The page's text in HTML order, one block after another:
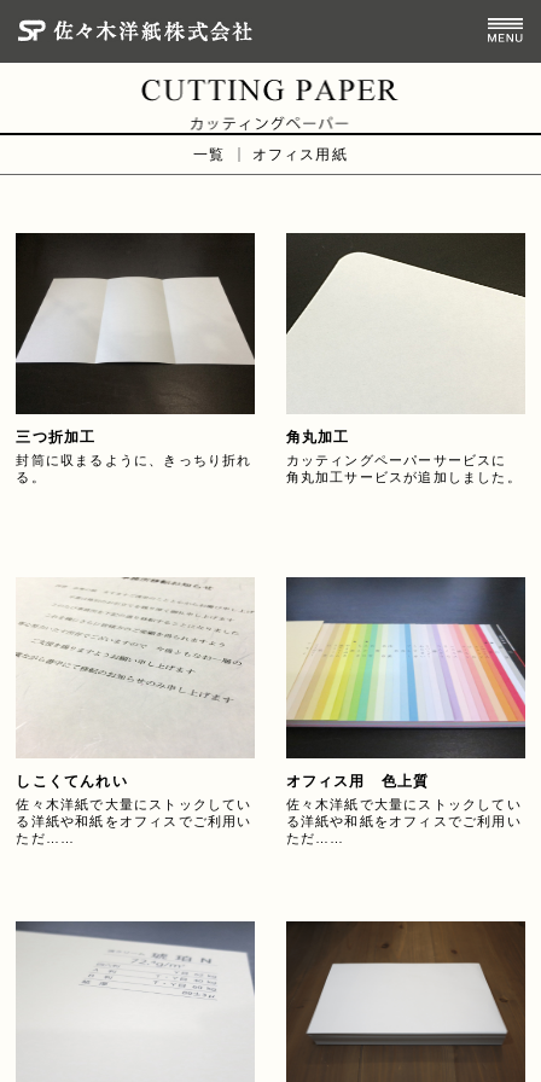
一覧 オフィス用紙
三つ折加工
封筒に収まるように、きっちり折れ
る。
角丸加工
カッティングペーパーサービスに
角丸加工サービスが追加しました。
しこくてんれい
佐々木洋紙で大量にストックしてい
る洋紙や和紙をオフィスでご利用い
ただ……
オフィス用 色上質
佐々木洋紙で大量にストックしてい
る洋紙や和紙をオフィスでご利用い
ただ……